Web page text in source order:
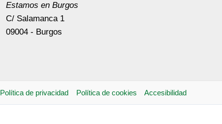
Estamos en Burgos
C/ Salamanca 1
09004 - Burgos
Política de privacidad Política de cookies Accesibilidad